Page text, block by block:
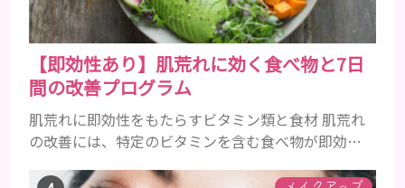
【即効性あり】肌荒れに効く食べ物と7日
間の改善プログラム
肌荒れに即効性をもたらすビタミン類と食材 肌荒れ
の改善には、特定のビタミンを含む食べ物が即効性